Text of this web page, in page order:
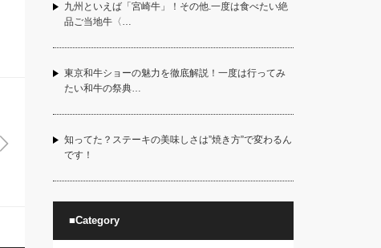
九州といえば「宮崎牛」！その他.一度は食べたい絶
品ご当地牛〈…
東京和牛ショーの魅力を徹底解説！一度は行ってみ
たい和牛の祭典…
知ってた？ステーキの美味しさは”焼き方”で変わるん
です！
■Category